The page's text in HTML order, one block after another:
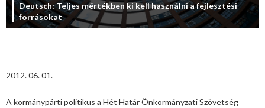
Deutsch: Teljes mértékben ki kell használni a fejlesztési
forrásokat
2012. 06. 01.
A kormánypárti politikus a Hét Határ Önkormányzati Szövetség